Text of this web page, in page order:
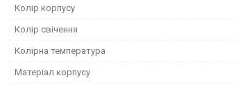
Колір корпусу
Колір свічення
Колірна температура
Матеріал корпусу